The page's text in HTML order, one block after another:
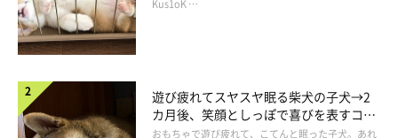
長！
Kus1oK …
遊び疲れてスヤスヤ眠る柴犬の子犬→2
カ月後、笑顔としっぽで喜びを表すコに
成長！
おもちゃで遊び疲れて、こてんと眠った子犬。あれ